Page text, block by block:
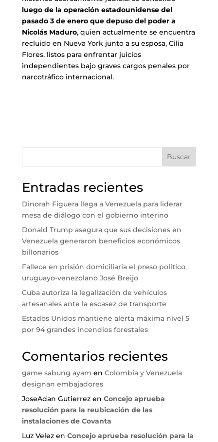
luego de la operación estadounidense del
pasado 3 de enero que depuso del poder a
Nicolás Maduro, quien actualmente se encuentra
recluido en Nueva York junto a su esposa, Cilia
Flores, listos para enfrentar juicios
independientes bajo graves cargos penales por
narcotráfico internacional.
Buscar
Entradas recientes
Dinorah Figuera llega a Venezuela para liderar
mesa de diálogo con el gobierno interino
Donald Trump asegura que sus decisiones en
Venezuela generaron beneficios económicos
billonarios
Fallece en prisión domiciliaria el preso político
uruguayo-venezolano José Breijo
Cuba autoriza la legalización de vehículos
artesanales ante la escasez de transporte
Estados Unidos mantiene alerta máxima nivel 5
por 94 grandes incendios forestales
Comentarios recientes
game sabung ayam en Colombia y Venezuela
designan embajadores
JoseAdan Gutierrezen Concejo aprueba
resolución para la reubicación de las
instalaciones de Covanta
Luz Velezen Concejo aprueba resolución para la